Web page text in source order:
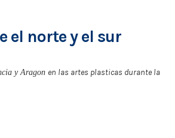
el norte y el sur
y Aragon en las artes plasticas durante la